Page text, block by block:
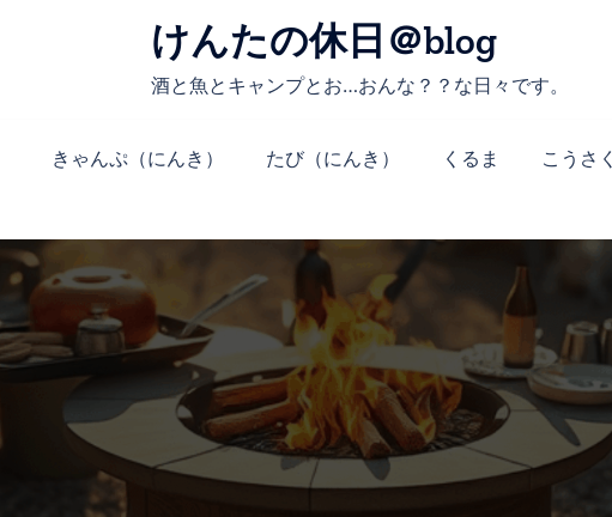
けんたの休日＠blog
酒と魚とキャンプとお…おんな？？な日々です。
きゃんぷ（にんき） たび（にんき） くるま こうさく